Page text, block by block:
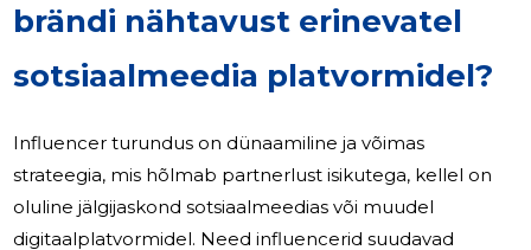
brändi nähtavust erinevatel
sotsiaalmeedia platvormidel?
Influencer turundus on dünaamiline ja võimas
strateegia, mis hõlmab partnerlust isikutega, kellel on
oluline jälgijaskond sotsiaalmeedias või muudel
digitaalplatvormidel. Need influencerid suudavad